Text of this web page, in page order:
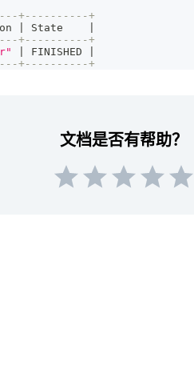
+----------+
State
+----------+
FINISHED
+----------+
文档是否有帮助？